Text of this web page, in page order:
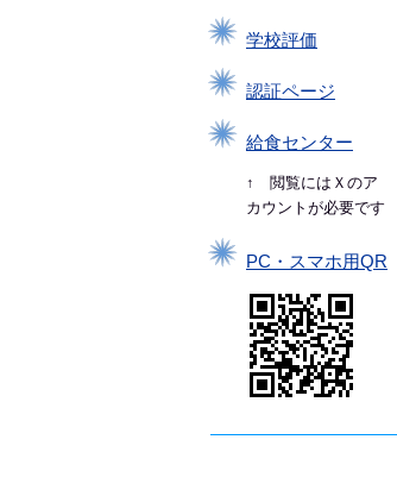
学校評価
認証ページ
給食センター
↑ 閲覧にはＸのア
カウントが必要です
PC・スマホ用QR